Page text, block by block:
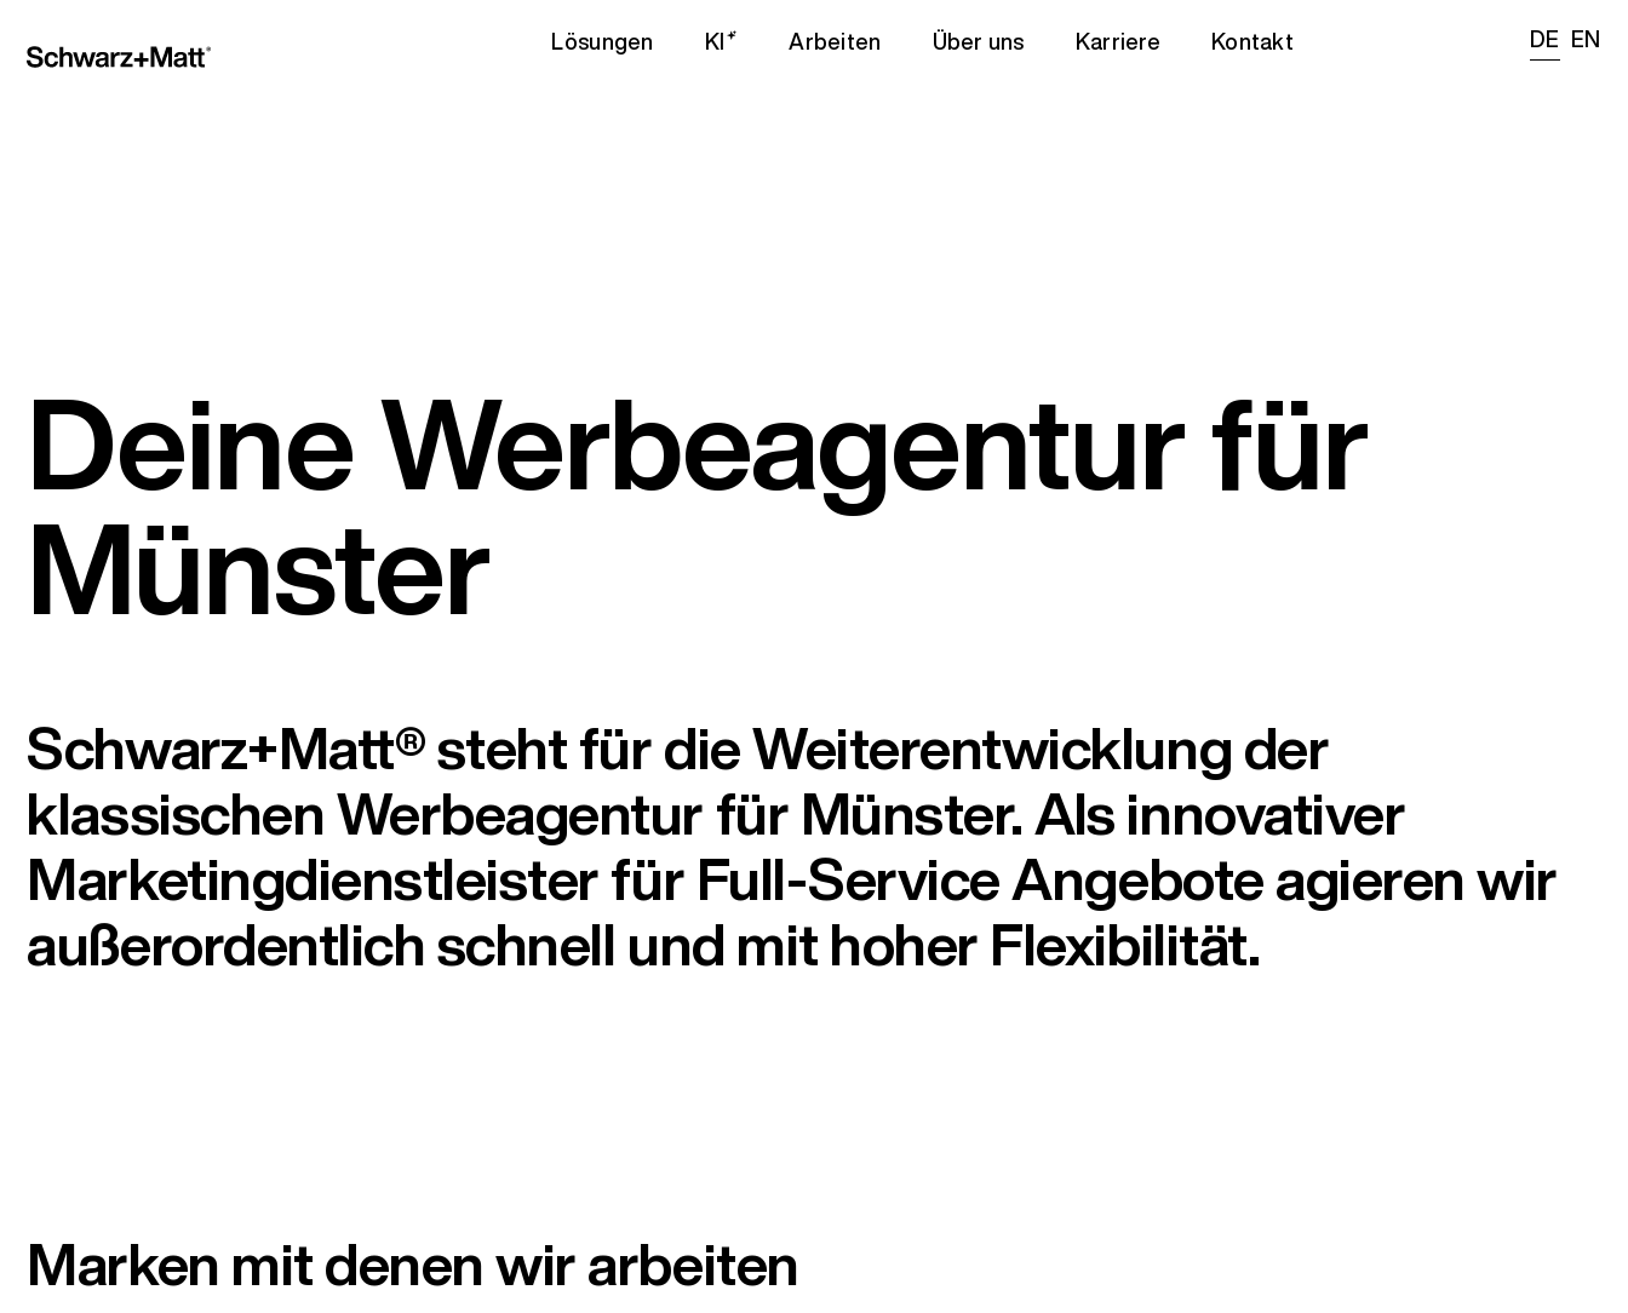
Lösungen KI Arbeiten Über uns Karriere Kontakt DE EN
Deine Werbeagentur für
Münster
Schwarz+Matt® steht für die Weiterentwicklung der
klassischen Werbeagentur für Münster. Als innovativer
Marketingdienstleister für Full-Service Angebote agieren wir
außerordentlich schnell und mit hoher Flexibilität.
Marken mit denen wir arbeiten